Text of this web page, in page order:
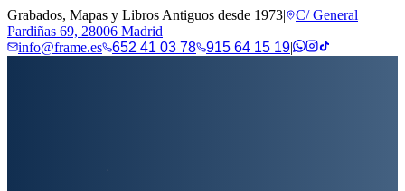
Grabados, Mapas y Libros Antiguos desde 1973|
C/ General
Pardiñas 69, 28006 Madrid
info@frame.es
652 41 03 78 915 64 15 19|